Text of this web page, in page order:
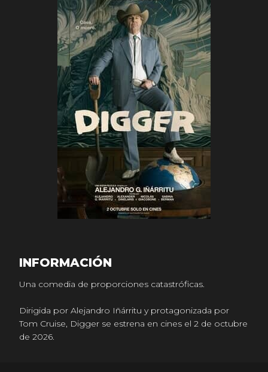
INFORMACIÓN
Una comedia de proporciones catastróficas.
Dirigida por Alejandro Iñárritu y protagonizada por
Tom Cruise, Digger se estrena en cines el 2 de octubre
de 2026.